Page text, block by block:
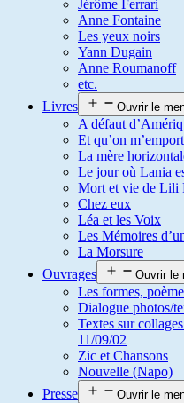
Jérôme Ferrari
Anne Fontaine
Les yeux noirs
Yann Dugain
Anne Roumanoff
etc.
Livres
Ouvrir le
A défaut
Et qu’on
La mère
Le jour où Lania
Mort et vie de Lili
Chez eux
Léa et les Voix
Les Mémoires
La Morsure
Ouvrages
Ouvrir le
Les formes,
Dialogue photos/
Textes sur
11/09/02
Zic et Chansons
Nouvelle (Napo)
Presse
Ouvrir le